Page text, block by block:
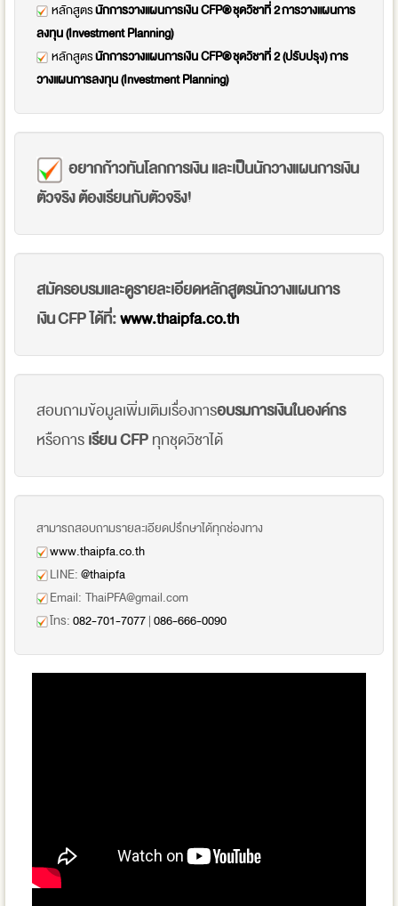
หลักสูตรนักการวางแผนการเงิน CFP® ชุดวิชาที่ 2 การวางแผนการ
ลงทุน (Investment Planning)
หลักสูตรนักการวางแผนการเงิน CFP® ชุดวิชาที่ 2 (ปรับปรุง) การ
วางแผนการลงทุน (Investment Planning)
อยากก้าวทันโลกการเงิน และเป็นนักวางแผนการเงิน
ตัวจริง ต้องเรียนกับตัวจริง!
สมัครอบรมและดูรายละเอียดหลักสูตรนักวางแผนการ
เงิน CFP ได้ที่:www.thaipfa.co.th
สอบถามข้อมูลเพิ่มเติมเรื่องการอบรมการเงินในองค์กร
หรือการเรียน CFPทุกชุดวิชาได้
สามารถสอบถามรายละเอียดปรึกษาได้ทุกช่องทาง
www.thaipfa.co.th
LINE:@thaipfa
Email: ThaiPFA@gmail.com
โทร:082-701-7077|086-666-0090